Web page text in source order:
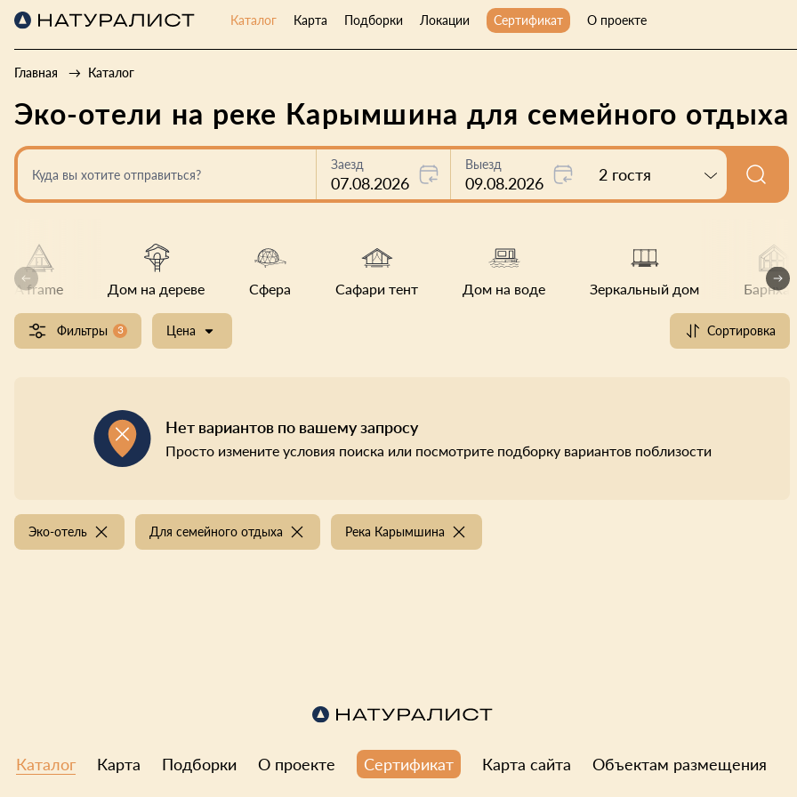
Каталог Карта Подборки Локации Сертификат О проекте
Главная Каталог
Эко-отели на реке Карымшина для семейного отдыха
Куда вы хотите отправиться?
Заезд
07.08.2026
Выезд
09.08.2026 2 гостя
A frame Дом на дереве Сфера Сафари тент Дом на воде Зеркальный дом Барнхауз
Фильтры 3 Цена Сортировка
Нет вариантов по вашему запросу
Просто измените условия поиска или посмотрите подборку вариантов поблизости
Эко-отель Для семейного отдыха Река Карымшина
Каталог Карта Подборки О проекте Сертификат Карта сайта Объектам размещения